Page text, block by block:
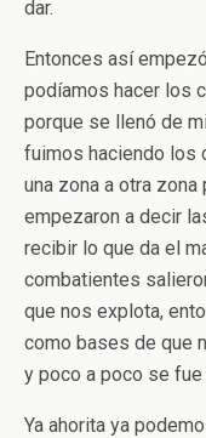
dar.
Entonces así
podíamos hacer los
porque se llenó de
fuimos haciendo los
una zona a otra
empezaron a decir
recibir lo que da el
combatientes
que nos explota,
como bases de que
y poco a poco se
Ya ahorita ya